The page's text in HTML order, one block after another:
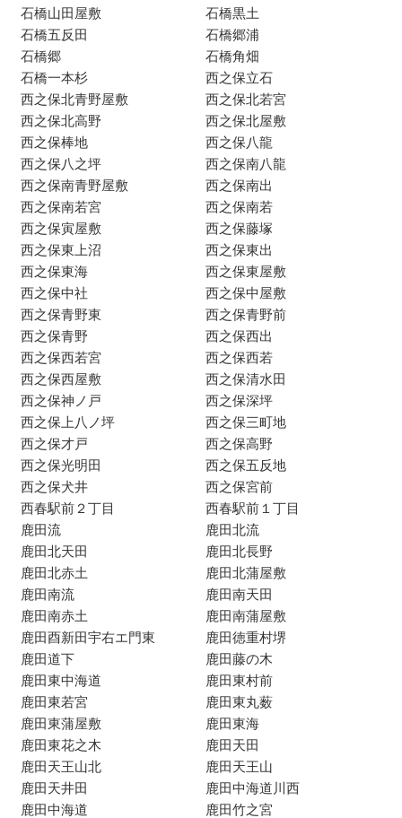
石橋山田屋敷
石橋黒土
石橋五反田
石橋郷浦
石橋郷
石橋角畑
石橋一本杉
西之保立石
西之保北青野屋敷
西之保北若宮
西之保北高野
西之保北屋敷
西之保棒地
西之保八龍
西之保八之坪
西之保南八龍
西之保南青野屋敷
西之保南出
西之保南若宮
西之保南若
西之保寅屋敷
西之保藤塚
西之保東上沼
西之保東出
西之保東海
西之保東屋敷
西之保中社
西之保中屋敷
西之保青野東
西之保青野前
西之保青野
西之保西出
西之保西若宮
西之保西若
西之保西屋敷
西之保清水田
西之保神ノ戸
西之保深坪
西之保上八ノ坪
西之保三町地
西之保才戸
西之保高野
西之保光明田
西之保五反地
西之保犬井
西之保宮前
西春駅前２丁目
西春駅前１丁目
鹿田流
鹿田北流
鹿田北天田
鹿田北長野
鹿田北赤土
鹿田北蒲屋敷
鹿田南流
鹿田南天田
鹿田南赤土
鹿田南蒲屋敷
鹿田酉新田宇右エ門東
鹿田徳重村堺
鹿田道下
鹿田藤の木
鹿田東中海道
鹿田東村前
鹿田東若宮
鹿田東丸薮
鹿田東蒲屋敷
鹿田東海
鹿田東花之木
鹿田天田
鹿田天王山北
鹿田天王山
鹿田天井田
鹿田中海道川西
鹿田中海道
鹿田竹之宮